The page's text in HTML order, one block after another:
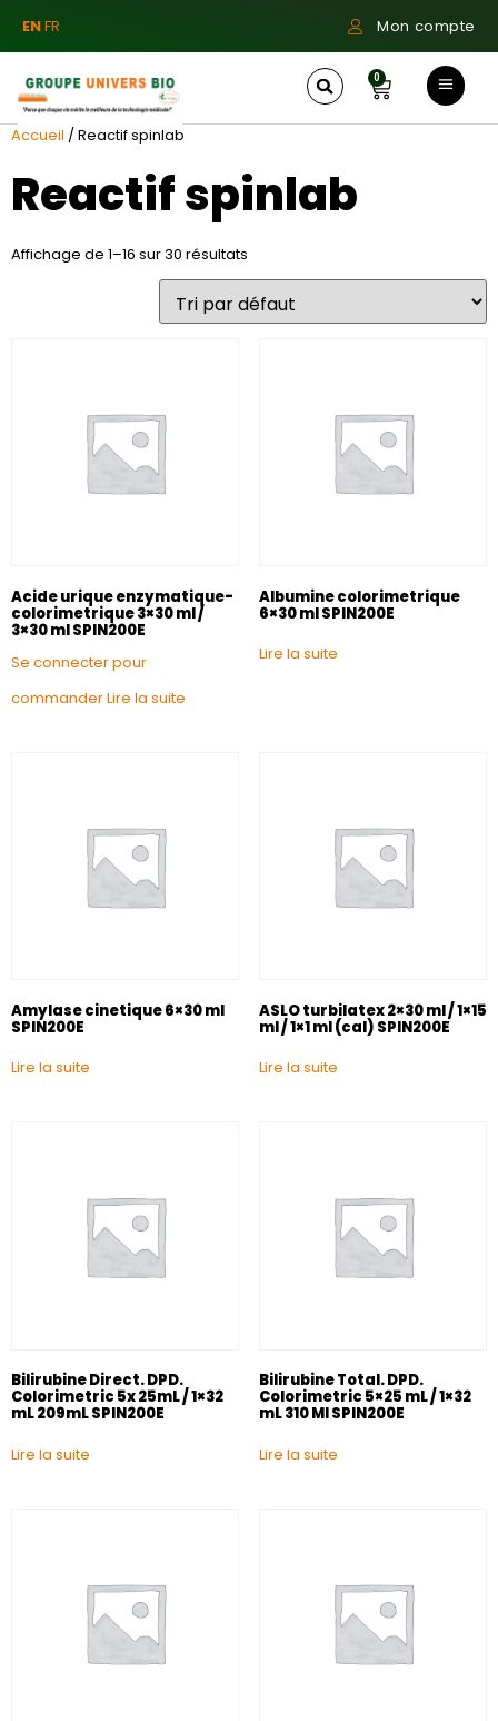
ENFR Mon compte
0
Accueil / Reactif spinlab
Reactif spinlab
Affichage de 1–16 sur 30 résultats
Acide urique enzymatique-
colorimetrique 3×30 ml /
3×30 ml SPIN200E
Se connecter pour
commanderLire la suite
Albumine colorimetrique
6×30 ml SPIN200E
Lire la suite
Amylase cinetique 6×30 ml
SPIN200E
Lire la suite
ASLO turbilatex 2×30 ml / 1×15
ml / 1×1 ml (cal) SPIN200E
Lire la suite
Bilirubine Direct. DPD.
Colorimetric 5x 25mL / 1×32
mL 209mL SPIN200E
Lire la suite
Bilirubine Total. DPD.
Colorimetric 5×25 mL / 1×32
mL 310 Ml SPIN200E
Lire la suite